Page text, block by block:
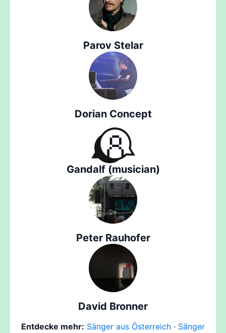
Parov Stelar
Dorian Concept
Gandalf (musician)
Peter Rauhofer
David Bronner
Entdecke mehr: Sänger aus Österreich · Sänger